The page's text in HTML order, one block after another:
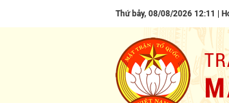
Thứ bảy, 08/08/2026 12:11 |